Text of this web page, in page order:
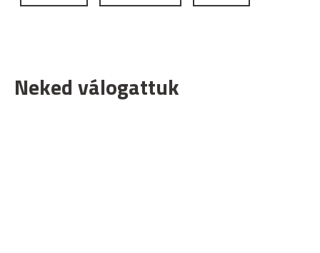
Neked válogattuk